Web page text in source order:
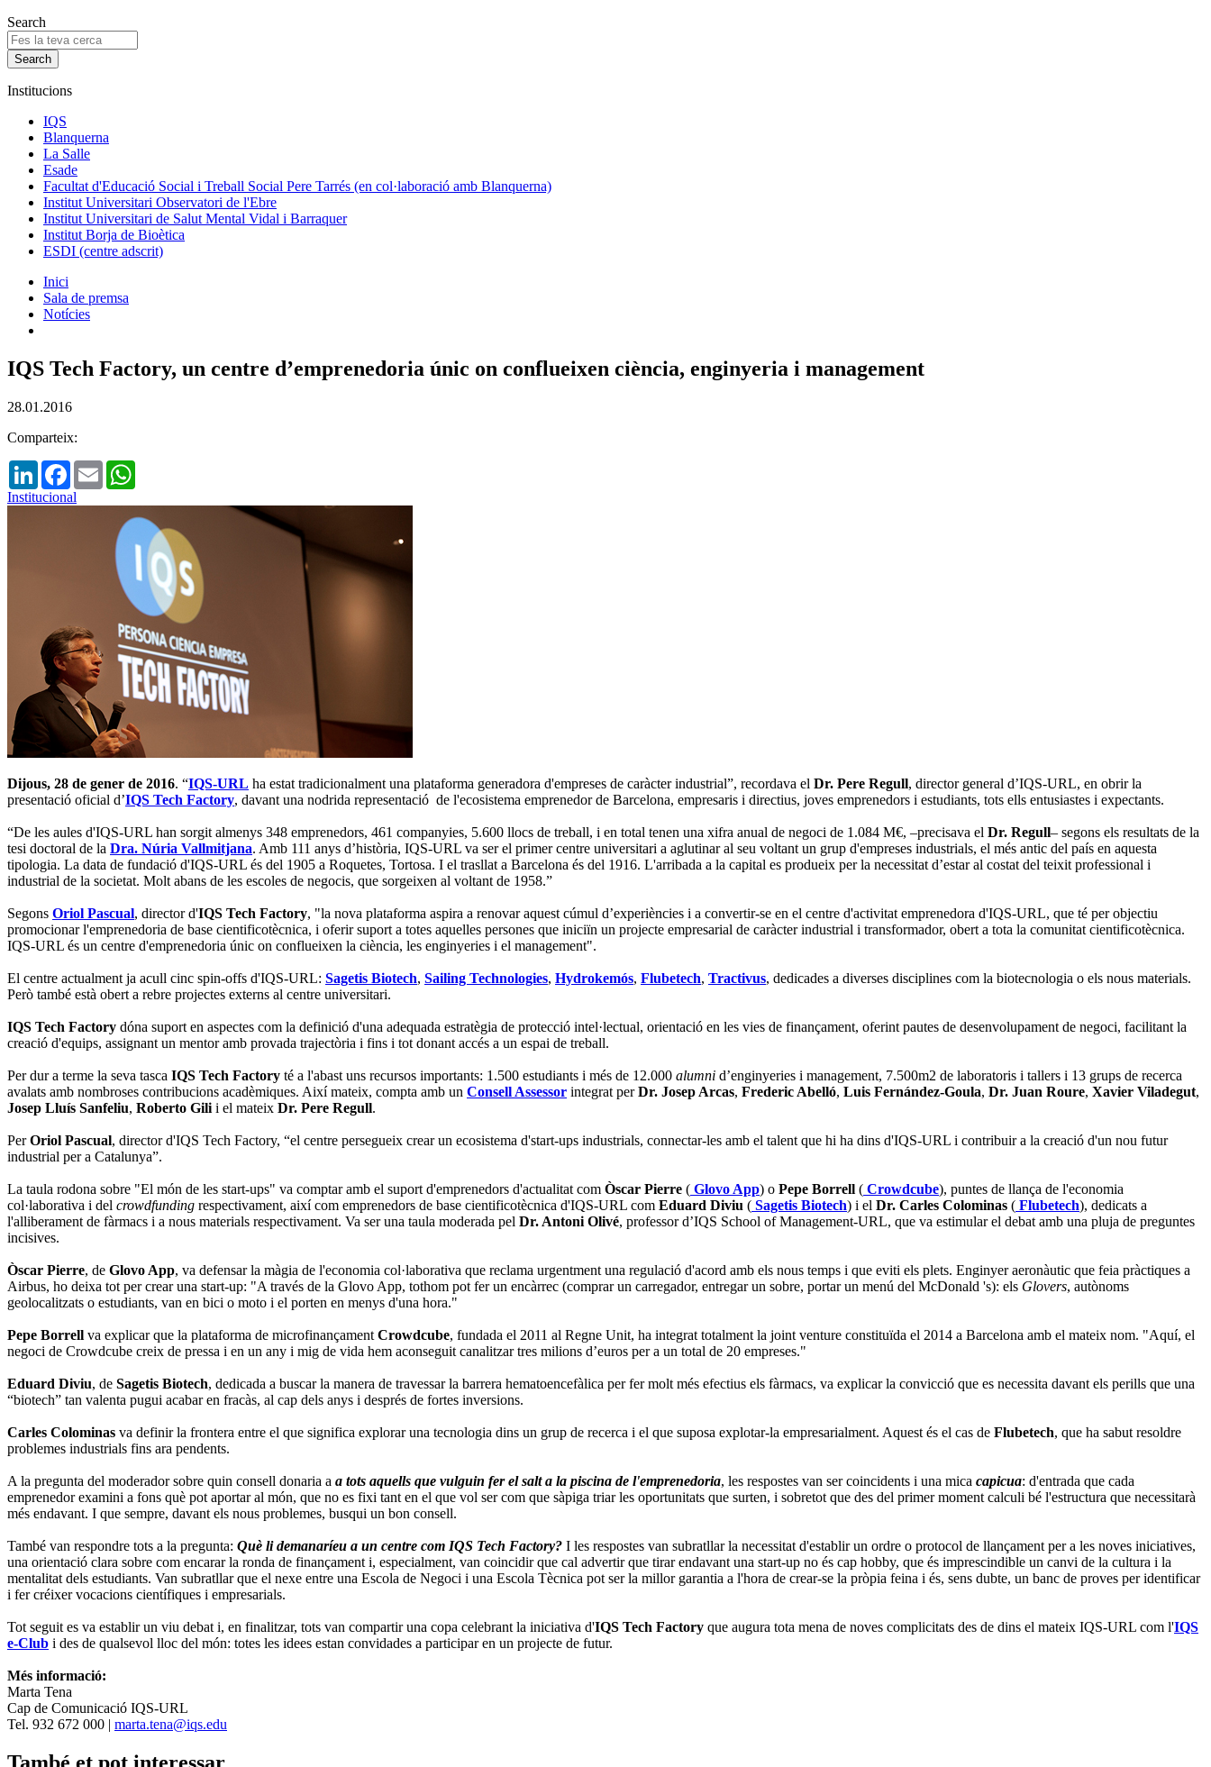
Search
Institucions
IQS
Blanquerna
La Salle
Esade
Facultat d'Educació Social i Treball Social Pere Tarrés (en col·laboració amb Blanquerna)
Institut Universitari Observatori de l'Ebre
Institut Universitari de Salut Mental Vidal i Barraquer
Institut Borja de Bioètica
ESDI (centre adscrit)
Inici
Sala de premsa
Notícies
IQS Tech Factory, un centre d’emprenedoria únic on conflueixen ciència, enginyeria i management
28.01.2016
Comparteix:
LinkedInFacebook
Email
Institucional
Dijous, 28 de gener de 2016. “IQS-URL ha estat tradicionalment una plataforma generadora d'empreses de caràcter industrial”, recordava el Dr. Pere Regull, director general d’IQS-URL, en obrir la
presentació oficial d’IQS Tech Factory, davant una nodrida representació de l'ecosistema emprenedor de Barcelona, empresaris i directius, joves emprenedors i estudiants, tots ells entusiastes i expectants.
“De les aules d'IQS-URL han sorgit almenys 348 emprenedors, 461 companyies, 5.600 llocs de treball, i en total tenen una xifra anual de negoci de 1.084 M€, –precisava el Dr. Regull– segons els resultats de la
tesi doctoral de la Dra. Núria Vallmitjana. Amb 111 anys d’història, IQS-URL va ser el primer centre universitari a aglutinar al seu voltant un grup d'empreses industrials, el més antic del país en aquesta
tipologia. La data de fundació d'IQS-URL és del 1905 a Roquetes, Tortosa. I el trasllat a Barcelona és del 1916. L'arribada a la capital es produeix per la necessitat d’estar al costat del teixit professional i
industrial de la societat. Molt abans de les escoles de negocis, que sorgeixen al voltant de 1958.”
Segons Oriol Pascual, director d'IQS Tech Factory, "la nova plataforma aspira a renovar aquest cúmul d’experiències i a convertir-se en el centre d'activitat emprenedora d'IQS-URL, que té per objectiu
promocionar l'emprenedoria de base cientificotècnica, i oferir suport a totes aquelles persones que iniciïn un projecte empresarial de caràcter industrial i transformador, obert a tota la comunitat cientificotècnica.
IQS-URL és un centre d'emprenedoria únic on conflueixen la ciència, les enginyeries i el management".
El centre actualment ja acull cinc spin-offs d'IQS-URL: Sagetis Biotech, Sailing Technologies, Hydrokemós, Flubetech, Tractivus, dedicades a diverses disciplines com la biotecnologia o els nous materials.
Però també està obert a rebre projectes externs al centre universitari.
IQS Tech Factory dóna suport en aspectes com la definició d'una adequada estratègia de protecció intel·lectual, orientació en les vies de finançament, oferint pautes de desenvolupament de negoci, facilitant la
creació d'equips, assignant un mentor amb provada trajectòria i fins i tot donant accés a un espai de treball.
Per dur a terme la seva tasca IQS Tech Factory té a l'abast uns recursos importants: 1.500 estudiants i més de 12.000 alumni d’enginyeries i management, 7.500m2 de laboratoris i tallers i 13 grups de recerca
avalats amb nombroses contribucions acadèmiques. Així mateix, compta amb un Consell Assessor integrat perDr. Josep Arcas, Frederic Abelló, Luis Fernández-Goula, Dr. Juan Roure, Xavier Viladegut,
Josep Lluís Sanfeliu, Roberto Gili i el mateix Dr. Pere Regull.
PerOriol Pascual, director d'IQS Tech Factory, “el centre persegueix crear un ecosistema d'start-ups industrials, connectar-les amb el talent que hi ha dins d'IQS-URL i contribuir a la creació d'un nou futur
industrial per a Catalunya”.
La taula rodona sobre "El món de les start-ups" va comptar amb el suport d'emprenedors d'actualitat com Òscar Pierre ( Glovo App) o Pepe Borrell ( Crowdcube), puntes de llança de l'economia
col·laborativa i del crowdfunding respectivament, així com emprenedors de base cientificotècnica d'IQS-URL com Eduard Diviu ( Sagetis Biotech) i el Dr. Carles Colominas ( Flubetech), dedicats a
l'alliberament de fàrmacs i a nous materials respectivament. Va ser una taula moderada pel Dr. Antoni Olivé, professor d’IQS School of Management-URL, que va estimular el debat amb una pluja de preguntes
incisives.
Òscar Pierre, de Glovo App, va defensar la màgia de l'economia col·laborativa que reclama urgentment una regulació d'acord amb els nous temps i que eviti els plets. Enginyer aeronàutic que feia pràctiques a
Airbus, ho deixa tot per crear una start-up: "A través de la Glovo App, tothom pot fer un encàrrec (comprar un carregador, entregar un sobre, portar un menú del McDonald 's): els Glovers, autònoms
geolocalitzats o estudiants, van en bici o moto i el porten en menys d'una hora."
Pepe Borrell va explicar que la plataforma de microfinançament Crowdcube, fundada el 2011 al Regne Unit, ha integrat totalment la joint venture constituïda el 2014 a Barcelona amb el mateix nom. "Aquí, el
negoci de Crowdcube creix de pressa i en un any i mig de vida hem aconseguit canalitzar tres milions d’euros per a un total de 20 empreses."
Eduard Diviu, de Sagetis Biotech, dedicada a buscar la manera de travessar la barrera hematoencefàlica per fer molt més efectius els fàrmacs, va explicar la convicció que es necessita davant els perills que una
“biotech” tan valenta pugui acabar en fracàs, al cap dels anys i després de fortes inversions.
Carles Colominas va definir la frontera entre el que significa explorar una tecnologia dins un grup de recerca i el que suposa explotar-la empresarialment. Aquest és el cas de Flubetech, que ha sabut resoldre
problemes industrials fins ara pendents.
A la pregunta del moderador sobre quin consell donaria a a tots aquells que vulguin fer el salt a la piscina de l'emprenedoria, les respostes van ser coincidents i una mica capicua: d'entrada que cada
emprenedor examini a fons què pot aportar al món, que no es fixi tant en el que vol ser com que sàpiga triar les oportunitats que surten, i sobretot que des del primer moment calculi bé l'estructura que necessitarà
més endavant. I que sempre, davant els nous problemes, busqui un bon consell.
També van respondre tots a la pregunta: Què li demanaríeu a un centre com IQS Tech Factory? I les respostes van subratllar la necessitat d'establir un ordre o protocol de llançament per a les noves iniciatives,
una orientació clara sobre com encarar la ronda de finançament i, especialment, van coincidir que cal advertir que tirar endavant una start-up no és cap hobby, que és imprescindible un canvi de la cultura i la
mentalitat dels estudiants. Van subratllar que el nexe entre una Escola de Negoci i una Escola Tècnica pot ser la millor garantia a l'hora de crear-se la pròpia feina i és, sens dubte, un banc de proves per identificar
i fer créixer vocacions científiques i empresarials.
Tot seguit es va establir un viu debat i, en finalitzar, tots van compartir una copa celebrant la iniciativa d'IQS Tech Factory que augura tota mena de noves complicitats des de dins el mateix IQS-URL com l'IQS
e-Club i des de qualsevol lloc del món: totes les idees estan convidades a participar en un projecte de futur.
Més informació:
Marta Tena
Cap de Comunicació IQS-URL
Tel. 932 672 000 | marta.tena@iqs.edu
També et pot interessar